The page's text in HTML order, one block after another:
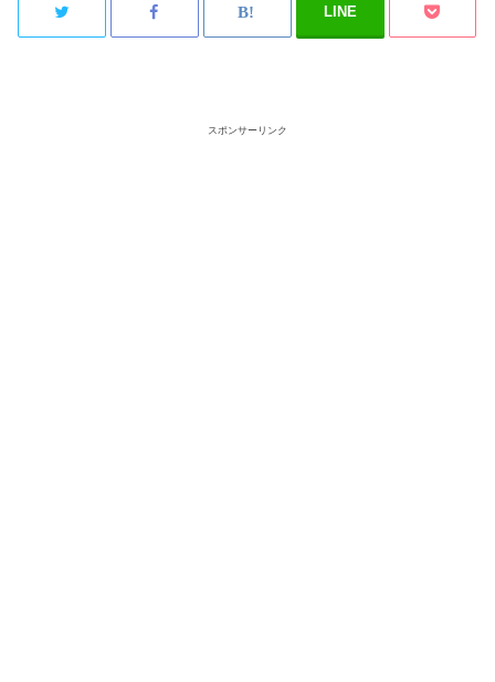
LINE
スポンサーリンク